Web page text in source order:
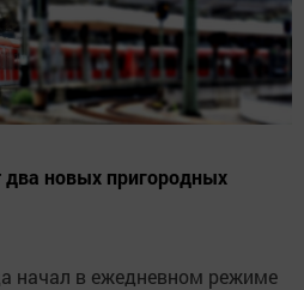
два новых пригородных
начал в ежедневном режиме